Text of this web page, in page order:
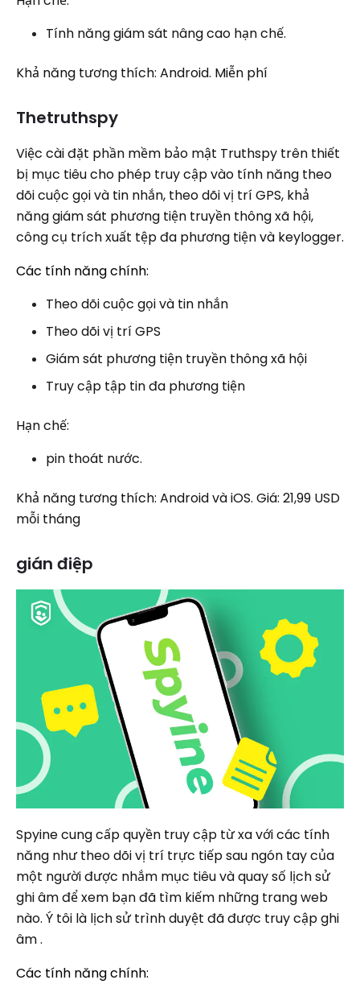
Tính năng giám sát nâng cao hạn chế.
Khả năng tương thích: Android. Miễn phí
Thetruthspy
Việc cài đặt phần mềm bảo mật Truthspy trên thiết
bị mục tiêu cho phép truy cập vào tính năng theo
dõi cuộc gọi và tin nhắn, theo dõi vị trí GPS, khả
năng giám sát phương tiện truyền thông xã hội,
công cụ trích xuất tệp đa phương tiện và keylogger.
Các tính năng chính:
Theo dõi cuộc gọi và tin nhắn
Theo dõi vị trí GPS
Giám sát phương tiện truyền thông xã hội
Truy cập tập tin đa phương tiện
Hạn chế:
pin thoát nước.
Khả năng tương thích: Android và iOS. Giá: 21,99 USD
mỗi tháng
gián điệp
Spyine cung cấp quyền truy cập từ xa với các tính
năng như theo dõi vị trí trực tiếp sau ngón tay của
một người được nhắm mục tiêu và quay số lịch sử
ghi âm để xem bạn đã tìm kiếm những trang web
nào. Ý tôi là lịch sử trình duyệt đã được truy cập ghi
âm .
Các tính năng chính: